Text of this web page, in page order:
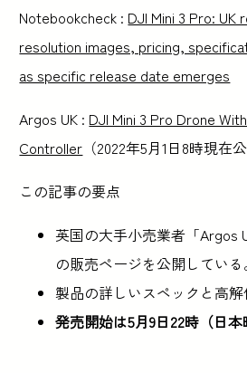
Notebookcheck : DJI Mini 3 Pro:
resolution images, pricing,
as specific release date emerges
Argos UK : DJI Mini 3 Pro Drone
Controller （2022年5月1日8時現在公
この記事の要点
英国の大手小売業者「Argos
の販売ページを公開している
製品の詳しいスペックと高
発売開始は5月9日22時（日本